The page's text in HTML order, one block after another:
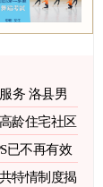
务 洛县男
龄住宅社区
已不再有效
特情制度揭